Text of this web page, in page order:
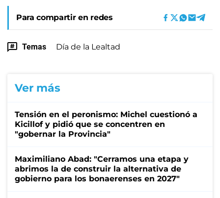
Para compartir en redes
Temas Día de la Lealtad
Ver más
Tensión en el peronismo: Michel cuestionó a
Kicillof y pidió que se concentren en
"gobernar la Provincia"
Maximiliano Abad: "Cerramos una etapa y
abrimos la de construir la alternativa de
gobierno para los bonaerenses en 2027"